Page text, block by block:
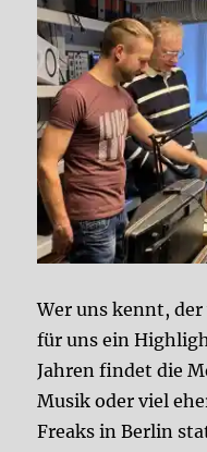
Wer uns kennt, der
für uns ein
Jahren findet die
Musik oder viel
Freaks in Berlin